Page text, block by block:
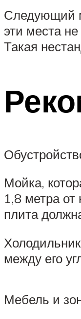
Следующий
эти места
Такая
Мойка,
1,8 метра
плита
между его
Мебель и